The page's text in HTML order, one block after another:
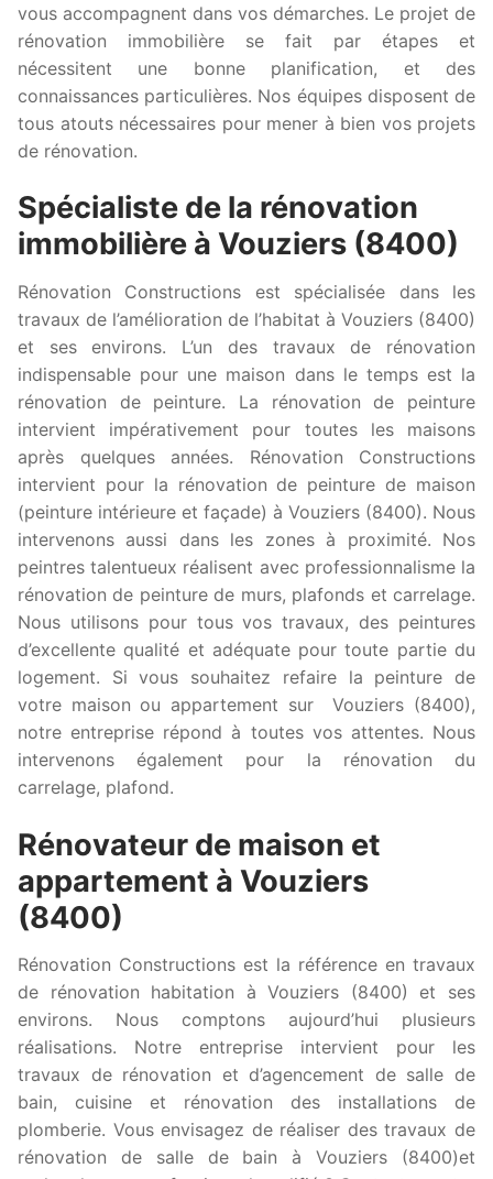
vous accompagnent dans vos démarches. Le projet de
rénovation immobilière se fait par étapes et
nécessitent une bonne planification, et des
connaissances particulières. Nos équipes disposent de
tous atouts nécessaires pour mener à bien vos projets
de rénovation.
Spécialiste de la rénovation
immobilière à Vouziers (8400)
Rénovation Constructions est spécialisée dans les
travaux de l’amélioration de l’habitat à Vouziers (8400)
et ses environs. L’un des travaux de rénovation
indispensable pour une maison dans le temps est la
rénovation de peinture. La rénovation de peinture
intervient impérativement pour toutes les maisons
après quelques années. Rénovation Constructions
intervient pour la rénovation de peinture de maison
(peinture intérieure et façade) à Vouziers (8400). Nous
intervenons aussi dans les zones à proximité. Nos
peintres talentueux réalisent avec professionnalisme la
rénovation de peinture de murs, plafonds et carrelage.
Nous utilisons pour tous vos travaux, des peintures
d’excellente qualité et adéquate pour toute partie du
logement. Si vous souhaitez refaire la peinture de
votre maison ou appartement sur Vouziers (8400),
notre entreprise répond à toutes vos attentes. Nous
intervenons également pour la rénovation du
carrelage, plafond.
Rénovateur de maison et
appartement à Vouziers
(8400)
Rénovation Constructions est la référence en travaux
de rénovation habitation à Vouziers (8400) et ses
environs. Nous comptons aujourd’hui plusieurs
réalisations. Notre entreprise intervient pour les
travaux de rénovation et d’agencement de salle de
bain, cuisine et rénovation des installations de
plomberie. Vous envisagez de réaliser des travaux de
rénovation de salle de bain à Vouziers (8400)et